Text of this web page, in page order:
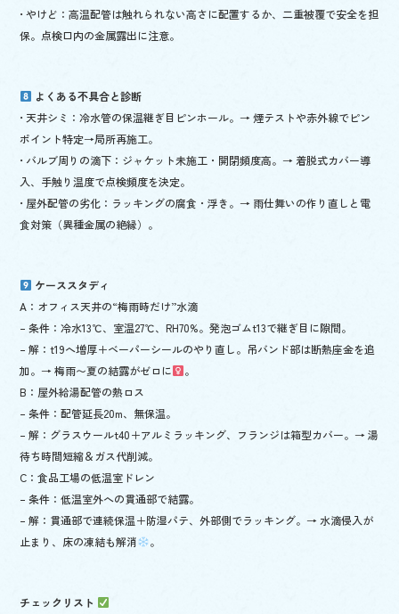
• やけど：高温配管は触れられない高さに配置するか、二重被覆で安全を担
保。点検口内の金属露出に注意。
よくある不具合と診断
• 天井シミ：冷水管の保温継ぎ目ピンホール。→ 煙テストや赤外線でピン
ポイント特定→局所再施工。
• バルブ周りの滴下：ジャケット未施工・開閉頻度高。→ 着脱式カバー導
入、手触り温度で点検頻度を決定。
• 屋外配管の劣化：ラッキングの腐食・浮き。→ 雨仕舞いの作り直しと電
食対策（異種金属の絶縁）。
ケーススタディ
A：オフィス天井の“梅雨時だけ”水滴
– 条件：冷水13℃、室温27℃、RH70%。発泡ゴムt13で継ぎ目に隙間。
– 解：t19へ増厚＋ベーパーシールのやり直し。吊バンド部は断熱座金を追
加。→ 梅雨〜夏の結露がゼロに‍
。
B：屋外給湯配管の熱ロス
– 条件：配管延長20m、無保温。
– 解：グラスウールt40＋アルミラッキング、フランジは箱型カバー。→ 湯
待ち時間短縮＆ガス代削減。
C：食品工場の低温室ドレン
– 条件：低温室外への貫通部で結露。
– 解：貫通部で連続保温＋防湿パテ、外部側でラッキング。→ 水滴侵入が
止まり、床の凍結も解消
。
チェックリスト